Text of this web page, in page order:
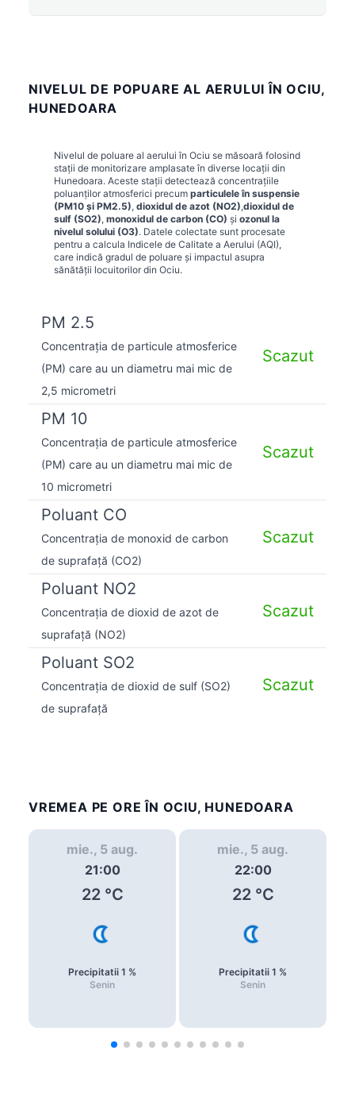
NIVELUL DE POPUARE AL AERULUI ÎN OCIU,
HUNEDOARA
Nivelul de poluare al aerului în Ociu se măsoară folosind
stații de monitorizare amplasate în diverse locații din
Hunedoara. Aceste stații detectează concentrațiile
poluanților atmosferici precum particulele în suspensie
(PM10 și PM2.5), dioxidul de azot (NO2),dioxidul de
sulf (SO2), monoxidul de carbon (CO) și ozonul la
nivelul solului (O3). Datele colectate sunt procesate
pentru a calcula Indicele de Calitate a Aerului (AQI),
care indică gradul de poluare și impactul asupra
sănătății locuitorilor din Ociu.
PM 2.5
Concentrația de particule atmosferice
(PM) care au un diametru mai mic de
2,5 micrometri
Scazut
PM 10
Concentrația de particule atmosferice
(PM) care au un diametru mai mic de
10 micrometri
Scazut
Poluant CO
Concentrația de monoxid de carbon
de suprafață (CO2)
Scazut
Poluant NO2
Concentrația de dioxid de azot de
suprafață (NO2)
Scazut
Poluant SO2
Concentrația de dioxid de sulf (SO2)
de suprafață
Scazut
VREMEA PE ORE ÎN OCIU, HUNEDOARA
mie., 5 aug.
21:00
22°C
Precipitatii 1 %
Senin
mie., 5 aug.
22:00
22°C
Precipitatii 1 %
Senin